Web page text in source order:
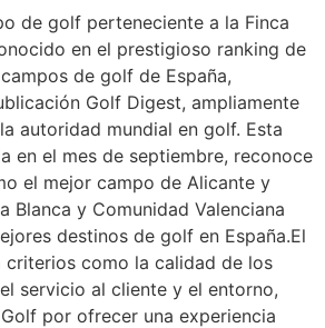
de golf perteneciente a la Finca
en el prestigioso ranking de
de golf de España,
Golf Digest, ampliamente
autoridad mundial en golf. Esta
en el mes de septiembre, reconoce
el mejor campo de Alicante y
Blanca y Comunidad Valenciana
destinos de golf en España.El
criterios como la calidad de los
servicio al cliente y el entorno,
por ofrecer una experiencia